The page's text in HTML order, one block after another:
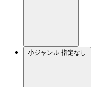
小ジャンル 指定なし